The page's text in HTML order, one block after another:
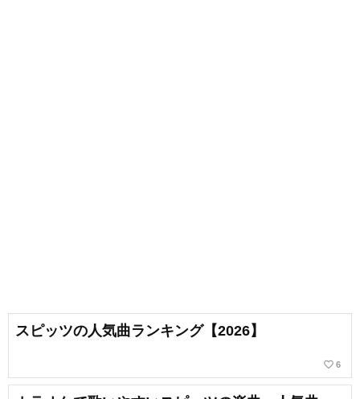
スピッツの人気曲ランキング【2026】
favorite_border 6